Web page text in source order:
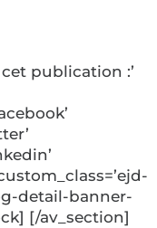
publication :’
detail-banner-
[/av_section]